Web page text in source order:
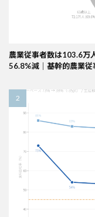
農業従事者数は103.6万
56.8%減｜基幹的農業従